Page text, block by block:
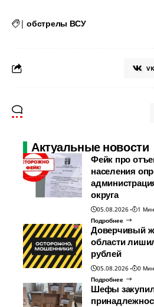
| обстрелы ВСУ
Актуальные новости
Фейк про
населения
округа
05.08.2026
1
Подробнее
Доверчивый
области
рублей
05.08.2026
0
Подробнее
Шефы